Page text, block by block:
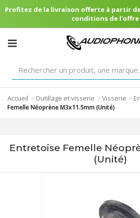
Profitez de la livraison offerte à partir de
conditions de l'offre
Accueil > Outillage et visserie >Visserie >
Femelle Néoprène M3x11.5mm (Unité)
Entretoise Femelle
(Unité)